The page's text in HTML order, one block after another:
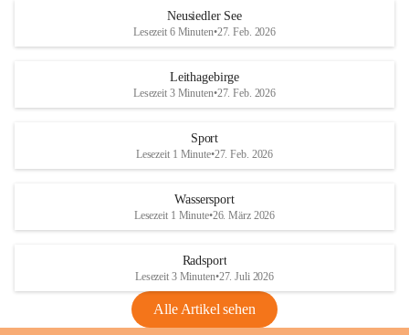
S
und den daraus folgenden wirtschaftlichen
Maßnahmen zur Bekämpfung
Rebe und der Amerikanischen
Anhang VBl. EU Nr. 18
1 Seite•1,4 MB
VBl. EU Nr. 18_2026
r
S
Neusiedler See
Lesezeit 6 Minuten•27. Feb. 2026
Leithagebirge
Lesezeit 3 Minuten•27. Feb. 2026
Sport
Lesezeit 1 Minute•27. Feb. 2026
Wassersport
Lesezeit 1 Minute•26. März 2026
Radsport
Lesezeit 3 Minuten•27. Juli 2026
Alle Artikel sehen